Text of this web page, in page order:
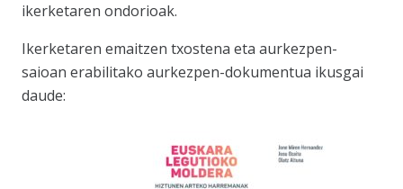
ikerketaren ondorioak.
Ikerketaren emaitzen txostena eta aurkezpen-
saioan erabilitako aurkezpen-dokumentua ikusgai
daude: